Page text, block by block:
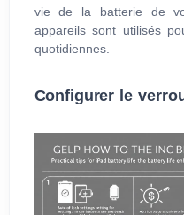
vie de la batterie de
appareils sont utilisés
quotidiennes.
Configurer le